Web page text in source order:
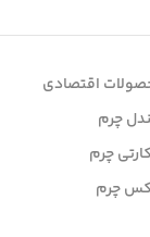
اقتصادی
چرم
چرم
چرم